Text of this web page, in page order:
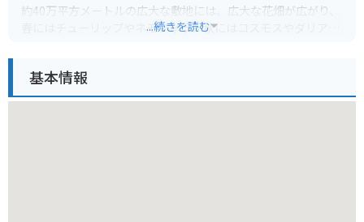
約40万平方メートルの広大な敷地には、広大な花畑が広がり、
春にはチューリップやネモフィラ、秋にはコスモスやダリアな
中でも、冬のイルミネーションは有名で、国内最大級の規模を
誇ります。
...続きを読む
基本情報